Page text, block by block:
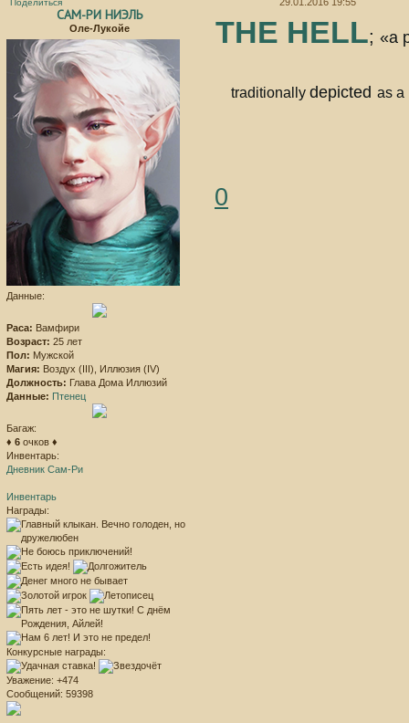
Поделиться
САМ-РИ НИЭЛЬ
Оле-Лукойе
Данные:
Раса: Вамфири
Возраст: 25 лет
Пол: Мужской
Магия: Воздух (III), Иллюзия (IV)
Должность: Глава Дома Иллюзий
Данные: Птенец
Багаж:
♦ 6 очков ♦
Инвентарь:
Дневник Сам-Ри
Инвентарь
Награды:
Конкурсные награды:
Уважение: +474
Сообщений: 59398
THE HELL; «a
traditionally depicted as a
0